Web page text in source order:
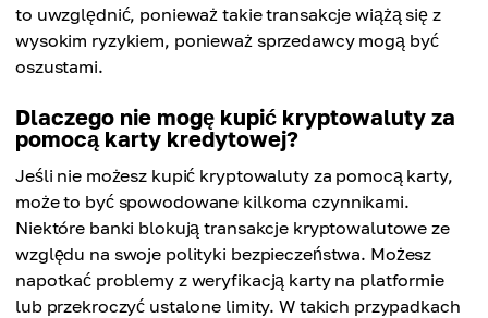
to uwzględnić, ponieważ takie transakcje wiążą się z
wysokim ryzykiem, ponieważ sprzedawcy mogą być
oszustami.
Dlaczego nie mogę kupić kryptowaluty za
pomocą karty kredytowej?
Jeśli nie możesz kupić kryptowaluty za pomocą karty,
może to być spowodowane kilkoma czynnikami.
Niektóre banki blokują transakcje kryptowalutowe ze
względu na swoje polityki bezpieczeństwa. Możesz
napotkać problemy z weryfikacją karty na platformie
lub przekroczyć ustalone limity. W takich przypadkach